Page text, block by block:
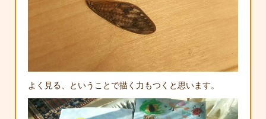
よく見る、ということで描く力もつくと思います。